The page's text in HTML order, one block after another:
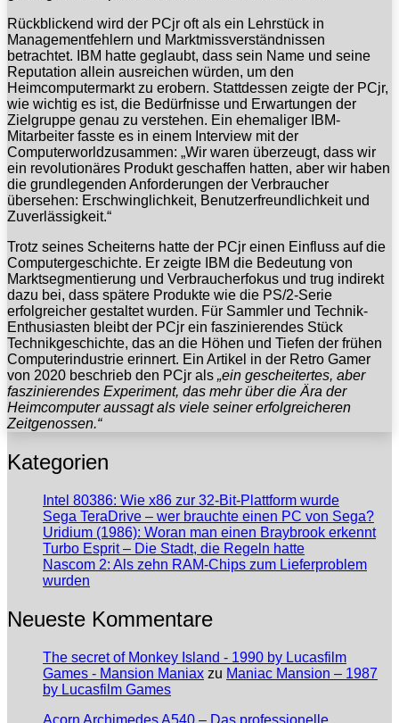
Rückblickend wird der PCjr oft als ein Lehrstück in
Managementfehlern und Marktmissverständnissen
betrachtet. IBM hatte geglaubt, dass sein Name und seine
Reputation allein ausreichen würden, um den
Heimcomputermarkt zu erobern. Stattdessen zeigte der PCjr,
wie wichtig es ist, die Bedürfnisse und Erwartungen der
Zielgruppe genau zu verstehen. Ein ehemaliger IBM-
Mitarbeiter fasste es in einem Interview mit der
Computerworldzusammen: „Wir waren überzeugt, dass wir
ein revolutionäres Produkt geschaffen hatten, aber wir haben
die grundlegenden Anforderungen der Verbraucher
übersehen: Erschwinglichkeit, Benutzerfreundlichkeit und
Zuverlässigkeit.“
Trotz seines Scheiterns hatte der PCjr einen Einfluss auf die
Computergeschichte. Er zeigte IBM die Bedeutung von
Marktsegmentierung und Verbraucherfokus und trug indirekt
dazu bei, dass spätere Produkte wie die PS/2-Serie
erfolgreicher gestaltet wurden. Für Sammler und Technik-
Enthusiasten bleibt der PCjr ein faszinierendes Stück
Technikgeschichte, das an die Höhen und Tiefen der frühen
Computerindustrie erinnert. Ein Artikel in der Retro Gamer
von 2020 beschrieb den PCjr als „ein gescheitertes, aber
faszinierendes Experiment, das mehr über die Ära der
Heimcomputer aussagt als viele seiner erfolgreicheren
Zeitgenossen.“
Kategorien
Intel 80386: Wie x86 zur 32-Bit-Plattform wurde
Sega TeraDrive – wer brauchte einen PC von Sega?
Uridium (1986): Woran man einen Braybrook erkennt
Turbo Esprit – Die Stadt, die Regeln hatte
Nascom 2: Als zehn RAM-Chips zum Lieferproblem
wurden
Neueste Kommentare
The secret of Monkey Island - 1990 by Lucasfilm
Games - Mansion Maniax zu Maniac Mansion – 1987
by Lucasfilm Games
Acorn Archimedes A540 – Das professionelle